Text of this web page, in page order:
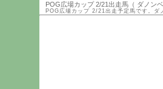
POG広場カップ 2/21出走馬（ ダノン
POG広場カップ 2/21出走予定馬です。ダ